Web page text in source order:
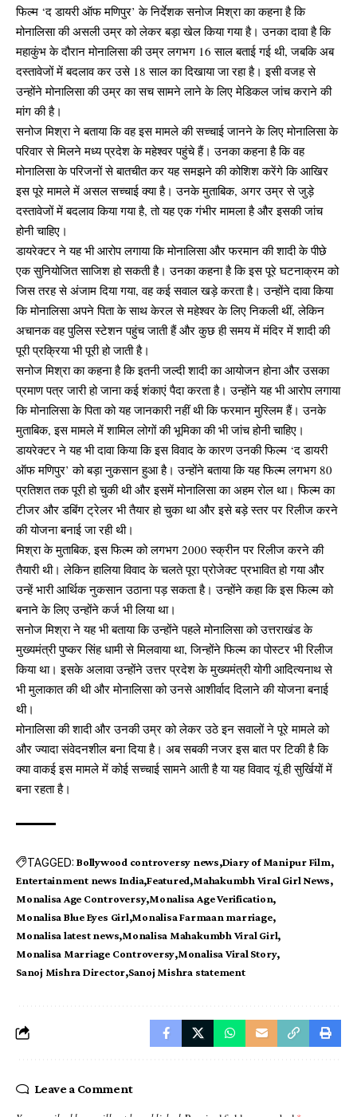
फिल्म ‘द डायरी ऑफ मणिपुर’ के निर्देशक सनोज मिश्रा का कहना है कि
मोनालिसा की असली उम्र को लेकर बड़ा खेल किया गया है। उनका दावा है कि
महाकुंभ के दौरान मोनालिसा की उम्र लगभग 16 साल बताई गई थी, जबकि अब
दस्तावेजों में बदलाव कर उसे 18 साल का दिखाया जा रहा है। इसी वजह से
उन्होंने मोनालिसा की उम्र का सच सामने लाने के लिए मेडिकल जांच कराने की
मांग की है।
सनोज मिश्रा ने बताया कि वह इस मामले की सच्चाई जानने के लिए मोनालिसा के
परिवार से मिलने मध्य प्रदेश के महेश्वर पहुंचे हैं। उनका कहना है कि वह
मोनालिसा के परिजनों से बातचीत कर यह समझने की कोशिश करेंगे कि आखिर
इस पूरे मामले में असल सच्चाई क्या है। उनके मुताबिक, अगर उम्र से जुड़े
दस्तावेजों में बदलाव किया गया है, तो यह एक गंभीर मामला है और इसकी जांच
होनी चाहिए।
डायरेक्टर ने यह भी आरोप लगाया कि मोनालिसा और फरमान की शादी के पीछे
एक सुनियोजित साजिश हो सकती है। उनका कहना है कि इस पूरे घटनाक्रम को
जिस तरह से अंजाम दिया गया, वह कई सवाल खड़े करता है। उन्होंने दावा किया
कि मोनालिसा अपने पिता के साथ केरल से महेश्वर के लिए निकली थीं, लेकिन
अचानक वह पुलिस स्टेशन पहुंच जाती हैं और कुछ ही समय में मंदिर में शादी की
पूरी प्रक्रिया भी पूरी हो जाती है।
सनोज मिश्रा का कहना है कि इतनी जल्दी शादी का आयोजन होना और उसका
प्रमाण पत्र जारी हो जाना कई शंकाएं पैदा करता है। उन्होंने यह भी आरोप लगाया
कि मोनालिसा के पिता को यह जानकारी नहीं थी कि फरमान मुस्लिम हैं। उनके
मुताबिक, इस मामले में शामिल लोगों की भूमिका की भी जांच होनी चाहिए।
डायरेक्टर ने यह भी दावा किया कि इस विवाद के कारण उनकी फिल्म ‘द डायरी
ऑफ मणिपुर’ को बड़ा नुकसान हुआ है। उन्होंने बताया कि यह फिल्म लगभग 80
प्रतिशत तक पूरी हो चुकी थी और इसमें मोनालिसा का अहम रोल था। फिल्म का
टीजर और डबिंग ट्रेलर भी तैयार हो चुका था और इसे बड़े स्तर पर रिलीज करने
की योजना बनाई जा रही थी।
मिश्रा के मुताबिक, इस फिल्म को लगभग 2000 स्क्रीन पर रिलीज करने की
तैयारी थी। लेकिन हालिया विवाद के चलते पूरा प्रोजेक्ट प्रभावित हो गया और
उन्हें भारी आर्थिक नुकसान उठाना पड़ सकता है। उन्होंने कहा कि इस फिल्म को
बनाने के लिए उन्होंने कर्ज भी लिया था।
सनोज मिश्रा ने यह भी बताया कि उन्होंने पहले मोनालिसा को उत्तराखंड के
मुख्यमंत्री पुष्कर सिंह धामी से मिलवाया था, जिन्होंने फिल्म का पोस्टर भी रिलीज
किया था। इसके अलावा उन्होंने उत्तर प्रदेश के मुख्यमंत्री योगी आदित्यनाथ से
भी मुलाकात की थी और मोनालिसा को उनसे आशीर्वाद दिलाने की योजना बनाई
थी।
मोनालिसा की शादी और उनकी उम्र को लेकर उठे इन सवालों ने पूरे मामले को
और ज्यादा संवेदनशील बना दिया है। अब सबकी नजर इस बात पर टिकी है कि
क्या वाकई इस मामले में कोई सच्चाई सामने आती है या यह विवाद यूं ही सुर्खियों में
बना रहता है।
TAGGED: Bollywood controversy news Diary of Manipur Film
Entertainment news India Featured Mahakumbh Viral Girl News
Monalisa Age Controversy Monalisa Age Verification
Monalisa Blue Eyes Girl Monalisa Farmaan marriage
Monalisa latest news Monalisa Mahakumbh Viral Girl
Monalisa Marriage Controversy Monalisa Viral Story
Sanoj Mishra Director Sanoj Mishra statement
Leave a Comment